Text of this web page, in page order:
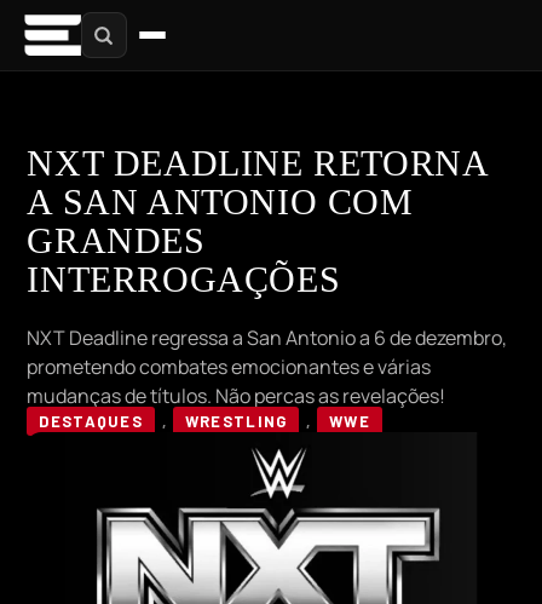
NXT DEADLINE RETORNA
A SAN ANTONIO COM
GRANDES
INTERROGAÇÕES
NXT Deadline regressa a San Antonio a 6 de dezembro,
prometendo combates emocionantes e várias
mudanças de títulos. Não percas as revelações!
DESTAQUES , WRESTLING , WWE